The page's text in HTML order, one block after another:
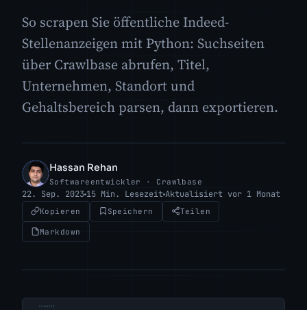
So scrapen Sie öffentliche Indeed-
Stellenanzeigen mit Python: Suchseiten
über Crawlbase abrufen, Titel,
Unternehmen, Standort und
Gehaltsbereich parsen, dann exportieren.
HR
Hassan Rehan
Softwareentwickler · Crawlbase
22. Sep. 2023 15 Min. Lesezeit Aktualisiert vor 1 Monat
Kopieren Speichern Teilen
Markdown